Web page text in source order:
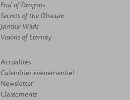
End of Dragons
Secrets of the Obscure
Janthir Wilds
Visions of Eternity
Actualités
Calendrier événementiel
Newsletter
Classements